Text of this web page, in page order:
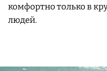
комфортно только в
людей.